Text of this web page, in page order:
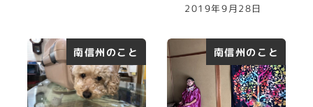
2019年9月28日
南信州のこと 南信州のこと